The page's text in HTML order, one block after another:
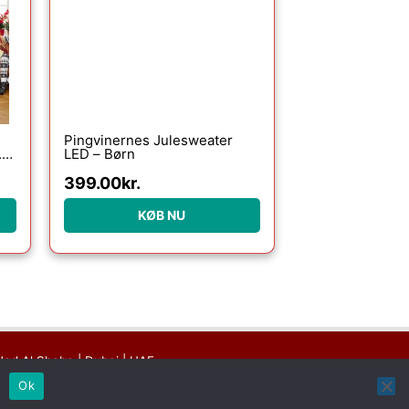
Pingvinernes Julesweater
LED – Børn
399.00kr.
KØB NU
Al Sheba | Dubai | UAE
Ok